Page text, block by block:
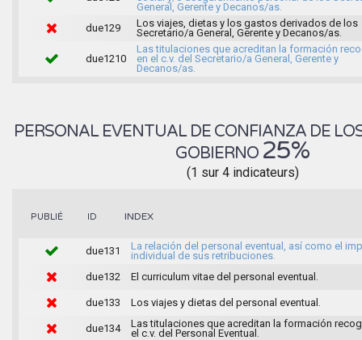
General, Gerente y Decanos/as.
due129
Los viajes, dietas y los gastos derivados de los
Secretario/a General, Gerente y Decanos/as.
due1210
Las titulaciones que acreditan la formación
en el c.v. del Secretario/a General, Gerente y
Decanos/as.
PERSONAL EVENTUAL DE CONFIANZA DE
GOBIERNO 25%
(1 sur 4 indicateurs)
PUBLIÉ ID INDEX
due131
La relación del personal eventual, así como el
individual de sus retribuciones.
due132
El curriculum vitae del personal eventual.
due133 Los viajes y dietas del personal eventual.
due134
Las titulaciones que acreditan la formación
el c.v. del Personal Eventual.